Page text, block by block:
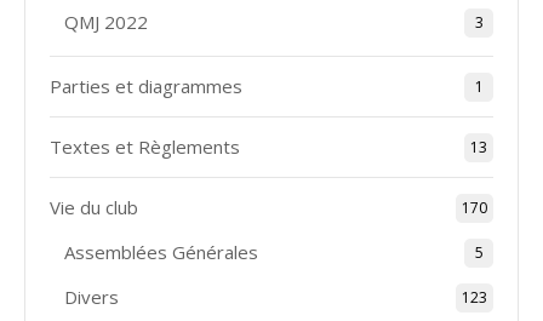
QMJ 2022 3
Parties et diagrammes 1
Textes et Règlements 13
Vie du club 170
Assemblées Générales 5
Divers 123